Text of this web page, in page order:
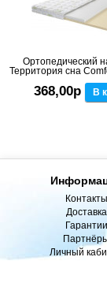
Ортопедический
Территория сна
368,00р В
Контакты
Доставка
Гарантии
Личный